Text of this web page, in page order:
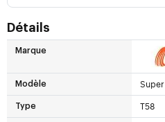
Détails
Marque
Modèle Super
Type T58